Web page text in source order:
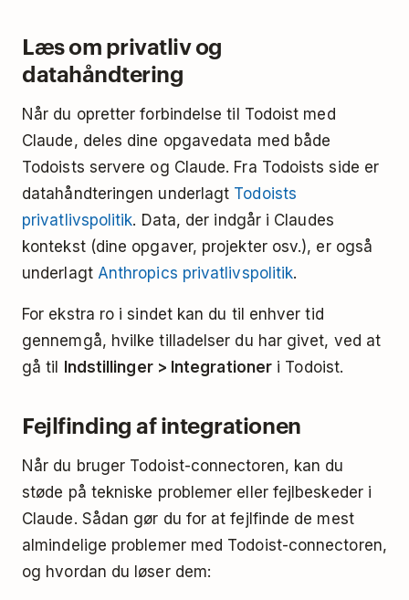
Læs om privatliv og
datahåndtering
Når du opretter forbindelse til Todoist med
Claude, deles dine opgavedata med både
Todoists servere og Claude. Fra Todoists side er
datahåndteringen underlagt Todoists
privatlivspolitik. Data, der indgår i Claudes
kontekst (dine opgaver, projekter osv.), er også
underlagt Anthropics privatlivspolitik.
For ekstra ro i sindet kan du til enhver tid
gennemgå, hvilke tilladelser du har givet, ved at
gå til
Indstillinger > Integrationer i Todoist.
Fejlfinding af integrationen
Når du bruger Todoist-connectoren, kan du
støde på tekniske problemer eller fejlbeskeder i
Claude. Sådan gør du for at fejlfinde de mest
almindelige problemer med Todoist-connectoren,
og hvordan du løser dem: